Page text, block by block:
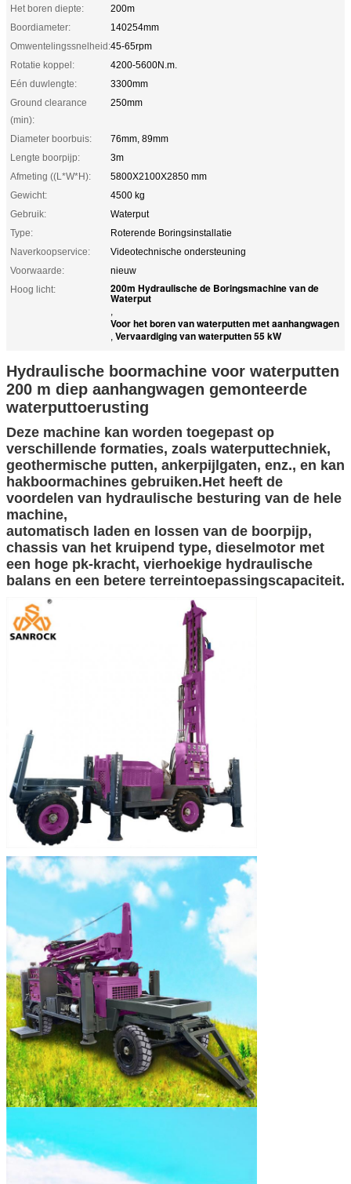
Het boren diepte:
200m
Boordiameter:
140254mm
Omwentelingssnelheid:45-65rpm
Rotatie koppel:
4200-5600N.m.
Eén duwlengte:
3300mm
Ground clearance
(min):
250mm
Diameter boorbuis:
76mm, 89mm
Lengte boorpijp:
3m
Afmeting ((L*W*H):
5800X2100X2850 mm
Gewicht:
4500 kg
Gebruik:
Waterput
Type:
Roterende Boringsinstallatie
Naverkoopservice:
Videotechnische ondersteuning
Voorwaarde:
nieuw
Hoog licht:
200m Hydraulische de Boringsmachine van de
Waterput
,
Voor het boren van waterputten met aanhangwagen
, Vervaardiging van waterputten 55 kW
Hydraulische boormachine voor waterputten
200 m diep aanhangwagen gemonteerde
waterputtoerusting
Deze machine kan worden toegepast op
verschillende formaties, zoals waterputtechniek,
geothermische putten, ankerpijlgaten, enz., en kan
hakboormachines gebruiken.Het heeft de
voordelen van hydraulische besturing van de hele
machine,
automatisch laden en lossen van de boorpijp,
chassis van het kruipend type, dieselmotor met
een hoge pk-kracht, vierhoekige hydraulische
balans en een betere terreintoepassingscapaciteit.